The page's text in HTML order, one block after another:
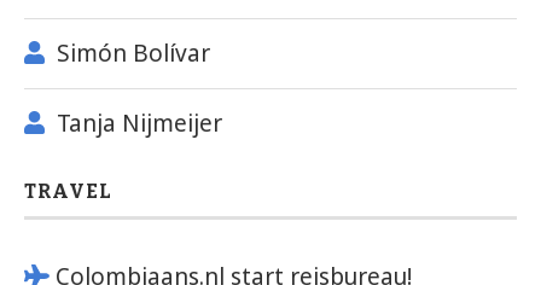
Simón Bolívar
Tanja Nijmeijer
TRAVEL
Colombiaans.nl start reisbureau!